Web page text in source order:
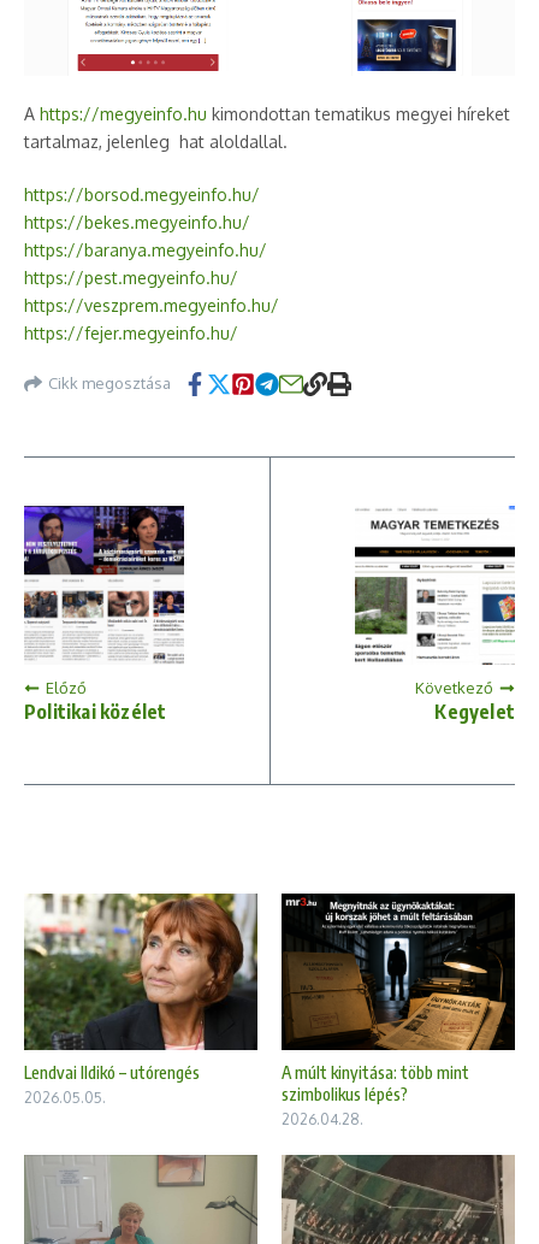
A https://megyeinfo.hu kimondottan tematikus megyei híreket
tartalmaz, jelenleg hat aloldallal.
https://borsod.megyeinfo.hu/
https://bekes.megyeinfo.hu/
https://baranya.megyeinfo.hu/
https://pest.megyeinfo.hu/
https://veszprem.megyeinfo.hu/
https://fejer.megyeinfo.hu/
Cikk megosztása
Előző
Politikai közélet
Következő
Kegyelet
Lendvai Ildikó – utórengés
2026.05.05.
A múlt kinyitása: több mint
szimbolikus lépés?
2026.04.28.